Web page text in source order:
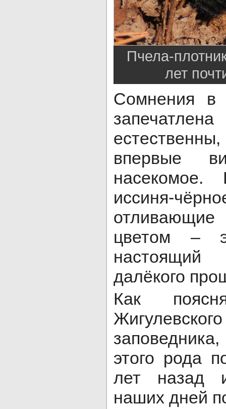
Пчела-
лет
Сомнения
впервые
насекомое.
иссиня-
цветом –
настоящий
далёкого
Как
этого рода
лет назад
наших дней